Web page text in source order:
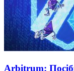
Arbitrum: